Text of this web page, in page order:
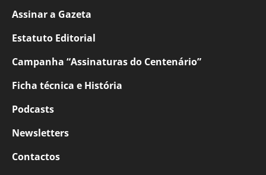
Assinar a Gazeta
Estatuto Editorial
Campanha “Assinaturas do Centenário”
Ficha técnica e História
Podcasts
Newsletters
Contactos